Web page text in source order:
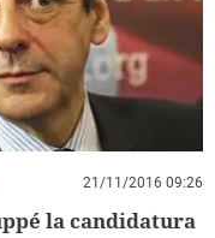
21/11/2016 09:26
la candidatura